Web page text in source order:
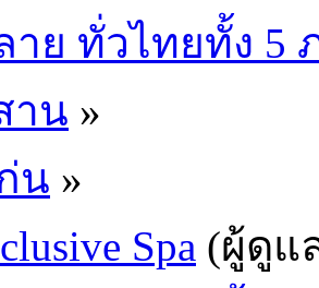
าย ทั่วไทยทั้ง 5
าน »
น »
Spa (ผู้ดูแ